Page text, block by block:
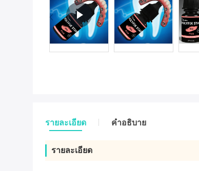
รายละเอียด คําอธิบาย
รายละเอียด